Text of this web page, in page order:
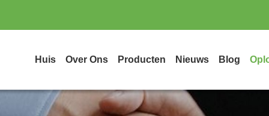
Huis Over Ons Producten Nieuws Blog